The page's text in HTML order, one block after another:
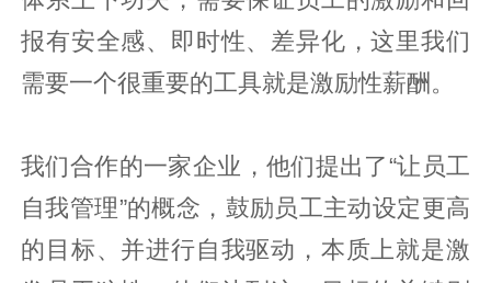
报有安全感、即时性、差异化，这里我们
需要一个很重要的工具就是激励性薪酬。
我们合作的一家企业，他们提出了“让员工
自我管理”的概念，鼓励员工主动设定更高
的目标、并进行自我驱动，本质上就是激